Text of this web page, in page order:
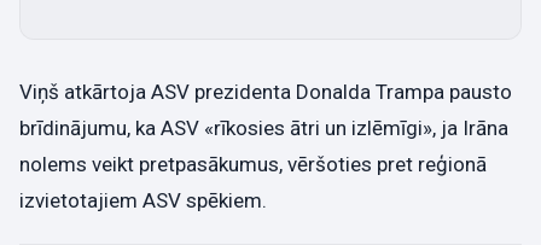
Viņš atkārtoja ASV prezidenta Donalda Trampa pausto
brīdinājumu, ka ASV «rīkosies ātri un izlēmīgi», ja Irāna
nolems veikt pretpasākumus, vēršoties pret reģionā
izvietotajiem ASV spēkiem.